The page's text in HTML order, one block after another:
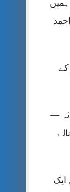
کروڑ کے
—
ایک